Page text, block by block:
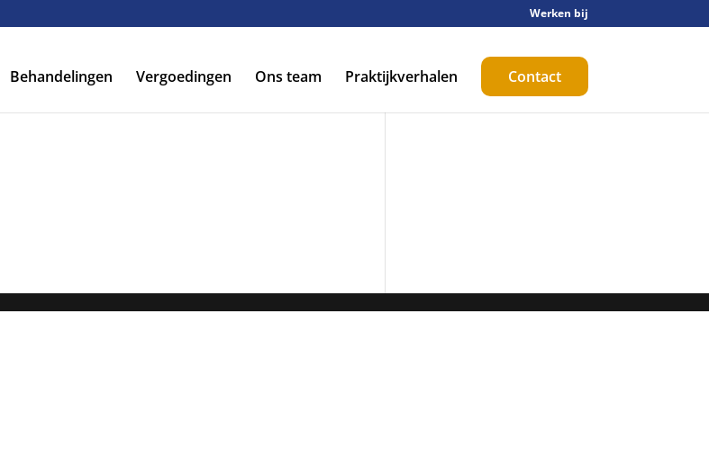
Werken bij
Behandelingen Vergoedingen Ons team Praktijkverhalen Contact